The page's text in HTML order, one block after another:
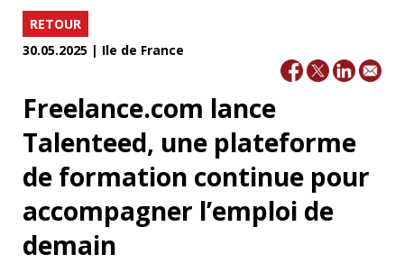
RETOUR
30.05.2025 | Ile de France
Freelance.com lance
Talenteed, une plateforme
de formation continue pour
accompagner l’emploi de
demain